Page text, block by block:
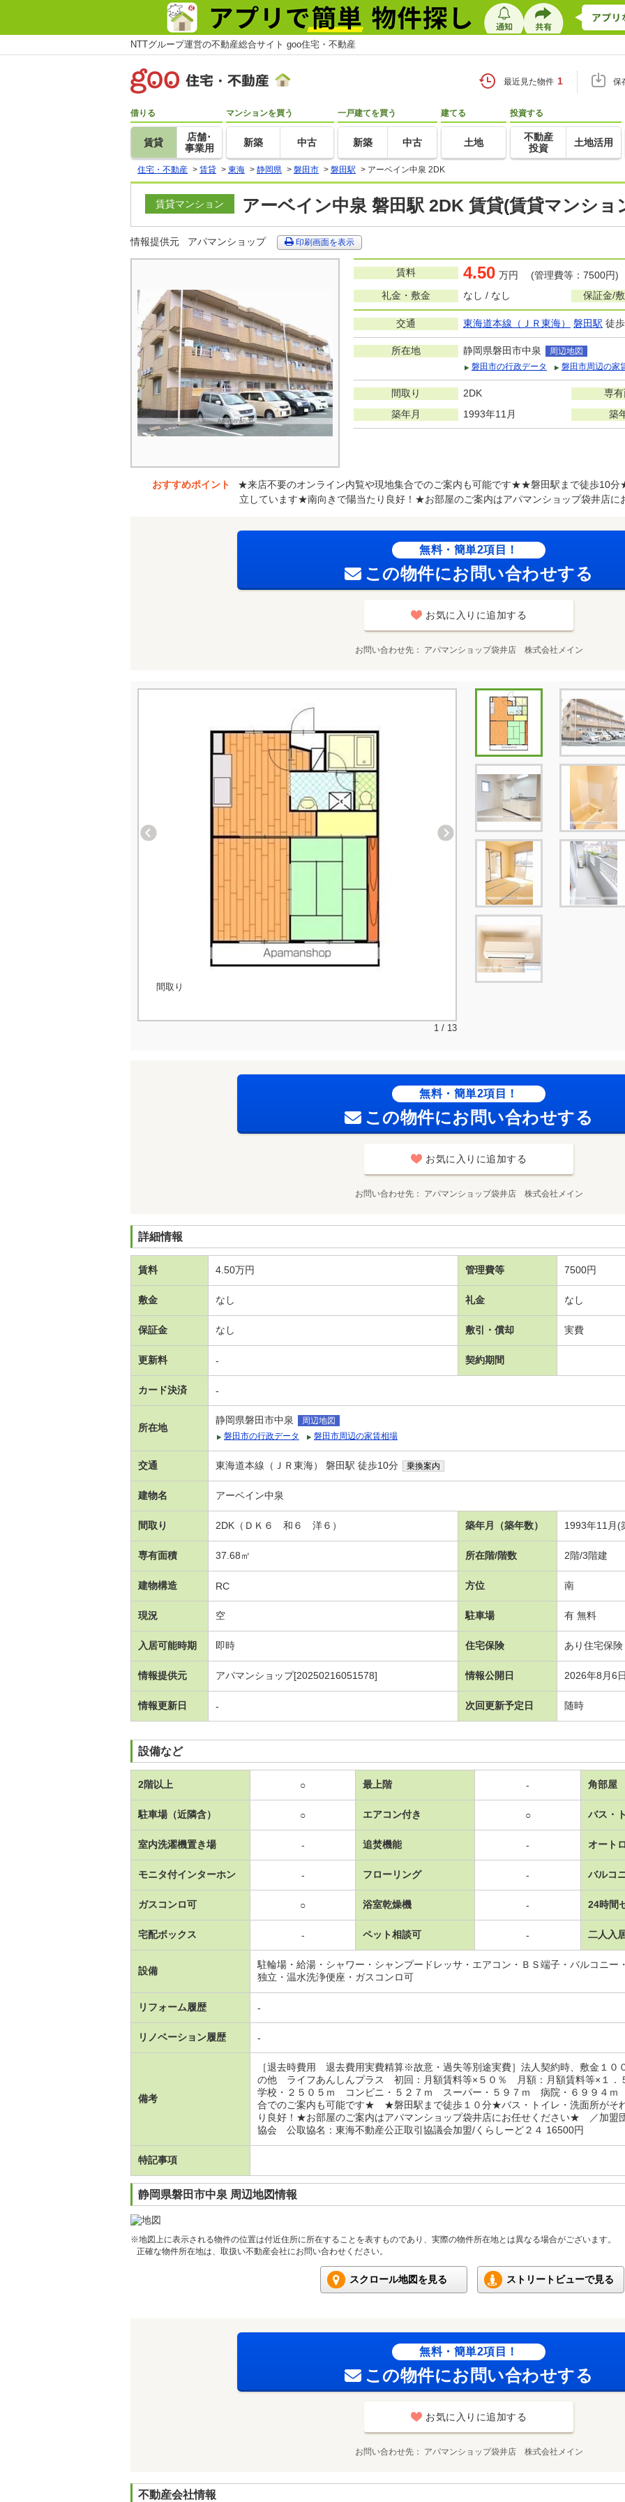
NTTグループ運営の不動産総合サイト goo住宅・不動産
最近見た物件 1 保
借りる
賃貸
店舗･
事業用
マンションを買う
新築 中古
一戸建てを買う
新築 中古
建てる
土地
投資する
不動産
投資
土地活用
住宅・不動産 > 賃貸 > 東海 > 静岡県 > 磐田市 > 磐田駅 > アーベイン中泉 2DK
賃貸マンション アーベイン中泉 磐田駅 2DK 賃貸(賃貸マンショ
情報提供元 アパマンショップ 印刷画面を表示
賃料 4.50 万円 (管理費等：7500円)
礼金・敷金
なし / なし 保証金/
交通 東海道本線（ＪＲ東海） 磐田駅 徒
所在地 静岡県磐田市中泉
周辺地図
磐田市の行政データ
磐田市周辺の家
間取り 2DK 専
築年月 1993年11月 築
おすすめポイント
★来店不要のオンライン内覧や現地集合でのご案内も可能です★★磐田駅まで徒歩10分
立しています★南向きで陽当たり良好！★お部屋のご案内はアパマンショップ袋井店
無料・簡単2項目！
この物件にお問い合わせする
お気に入りに追加する
お問い合わせ先 アパマンショップ袋井店 株式会社メイン
間取り
1 / 13
無料・簡単2項目！
この物件にお問い合わせする
お気に入りに追加する
お問い合わせ先 アパマンショップ袋井店 株式会社メイン
詳細情報
賃料 4.50万円 管理費等 7500円
敷金 なし 礼金 なし
保証金 なし 敷引・償却 実費
更新料 - 契約期間
カード決済 -
所在地
静岡県磐田市中泉
周辺地図
磐田市の行政データ
磐田市周辺の家賃相場
交通 東海道本線（ＪＲ東海） 磐田駅 徒歩10分 乗換案内
建物名 アーベイン中泉
間取り 2DK（ＤＫ６ 和６ 洋６） 築年月（築年数） 1993年11月(
専有面積 37.68㎡ 所在階/階数 2階/3階建
建物構造 RC 方位 南
現況 空 駐車場 有 無料
入居可能時期 即時 住宅保険 あり住宅保
情報提供元 アパマンショップ[20250216051578] 情報公開日 2026年8月6日
情報更新日 - 次回更新予定日 随時
設備など
2階以上 ○ 最上階 - 角部屋
駐車場（近隣含） ○ エアコン付き ○ バス・
室内洗濯機置き場 - 追焚機能 - オート
モニタ付インターホン - フローリング - バルコ
ガスコンロ可 ○ 浴室乾燥機 - 24時間
宅配ボックス - ペット相談可 - 二人入
設備
駐輪場・給湯・シャワー・シャンプードレッサ・エアコン・ＢＳ端子・バルコニー
独立・温水洗浄便座・ガスコンロ可
リフォーム履歴 -
リノベーション履歴 -
備考
［退去時費用 退去費用実費精算※故意・過失等別途実費］法人契約時、敷金
の他 ライフあんしんプラス 初回：月額賃料等×５０％ 月額：月額賃料等×１
学校・２５０５ｍ コンビニ・５２７ｍ スーパー・５９７ｍ 病院・６９９４
合でのご案内も可能です★ ★磐田駅まで徒歩１０分★バス・トイレ・洗面所がそ
り良好！★お部屋のご案内はアパマンショップ袋井店にお任せください★ ／加盟
協会 公取協名：東海不動産公正取引協議会加盟/くらしーど２４ 16500円
特記事項
静岡県磐田市中泉 周辺地図情報
※地図上に表示される物件の位置は付近住所に所在することを表すものであり、実際の物件所在地とは異なる場合がございます。
正確な物件所在地は、取扱い不動産会社にお問い合わせください。
スクロール地図を見る ストリートビューで見る
無料・簡単2項目！
この物件にお問い合わせする
お気に入りに追加する
お問い合わせ先 アパマンショップ袋井店 株式会社メイン
不動産会社情報